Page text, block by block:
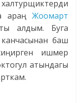
араң Жоомарт
алдым. Буга
баш
ишмер
атындагы